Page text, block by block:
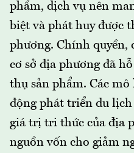
phẩm, dịch vụ nên
biệt và phát huy được
phương. Chính quyền,
cơ sở địa phương đã
thụ sản phẩm. Các
động phát triển du
giá trị tri thức của địa
nguồn vốn cho giảm